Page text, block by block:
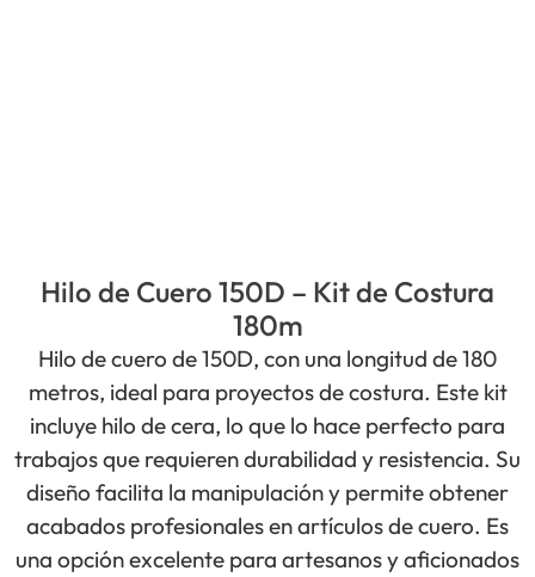
Hilo de Cuero 150D – Kit de Costura
180m
Hilo de cuero de 150D, con una longitud de 180
metros, ideal para proyectos de costura. Este kit
incluye hilo de cera, lo que lo hace perfecto para
trabajos que requieren durabilidad y resistencia. Su
diseño facilita la manipulación y permite obtener
acabados profesionales en artículos de cuero. Es
una opción excelente para artesanos y aficionados